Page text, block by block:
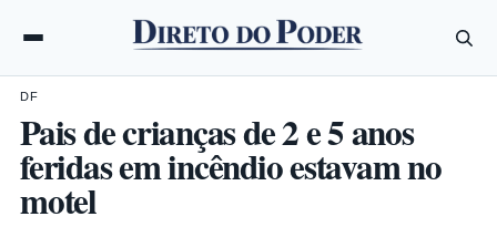
DF
Pais de crianças de 2 e 5 anos
feridas em incêndio estavam no
motel